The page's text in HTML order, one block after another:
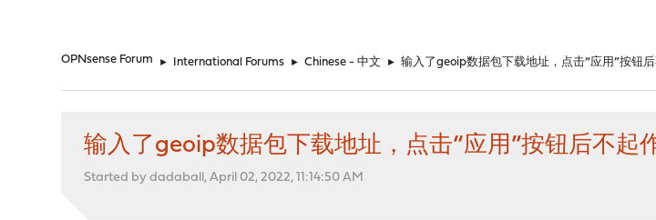
OPNsense Forum ► International Forums ► Chinese - 中文 ► 输入了geoip数据包下载地址，点击“应用”按钮
输入了geoip数据包下载地址，点击“应用”按钮后不起
Started by dadaball, April 02, 2022, 11:14:50 AM